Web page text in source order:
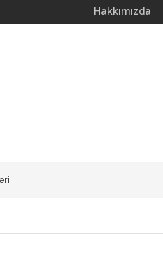
Hakkımızda